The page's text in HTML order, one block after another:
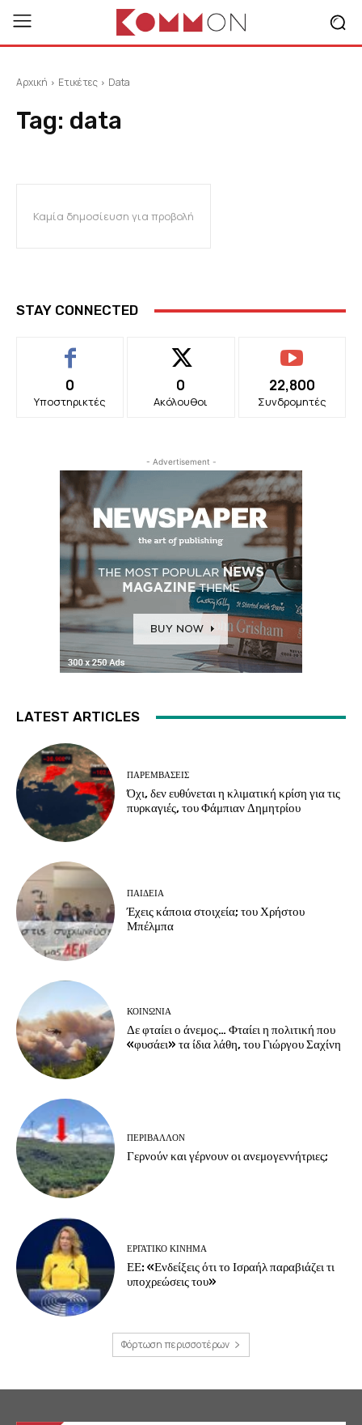
Αρχική Ετικέτες Data
Tag: data
Καμία δημοσίευση για προβολή
STAY CONNECTED
0
Υποστηρικτές
0
Ακόλουθοι
22,800
Συνδρομητές
- Advertisement -
LATEST ARTICLES
ΠΑΡΕΜΒΑΣΕΙΣ
Όχι, δεν ευθύνεται η κλιματική κρίση για τις
πυρκαγιές, του Φάμπιαν Δημητρίου
ΠΑΙΔΕΙΑ
Έχεις κάποια στοιχεία; του Χρήστου
Μπέλμπα
ΚΟΙΝΩΝΙΑ
Δε φταίει ο άνεμος… Φταίει η πολιτική που
«φυσάει» τα ίδια λάθη, του Γιώργου Σαχίνη
ΠΕΡΙΒΆΛΛΟΝ
Γερνούν και γέρνουν οι ανεμογεννήτριες;
ΕΡΓΑΤΙΚΟ ΚΙΝΗΜΑ
ΕΕ: «Ενδείξεις ότι το Ισραήλ παραβιάζει τι
υποχρεώσεις του»
Φόρτωση περισσοτέρων